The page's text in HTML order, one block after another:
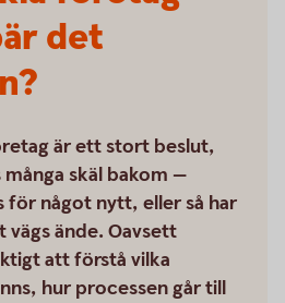
det
är ett stort beslut,
skäl bakom —
för något nytt, eller så har
ände. Oavsett
att förstå vilka
hur processen går till